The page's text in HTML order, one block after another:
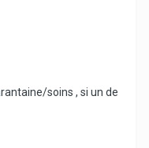
soins , si un de